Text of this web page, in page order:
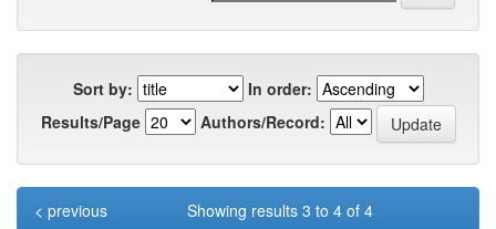
Sort by:
In order:
Results/Page
Authors/Record:
Showing results 3 to 4 of 4
< previous